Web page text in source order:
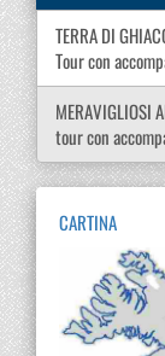
TERRA DI
Tour con
MERAVIGLIOSI
tour con
CARTINA